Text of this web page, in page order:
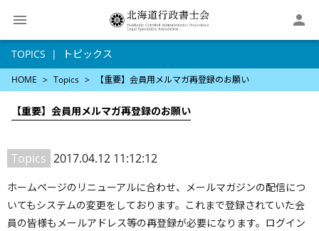

TOPICS トピックス
HOME Topics 【重要】会員用メルマガ再登録のお願い
【重要】会員用メルマガ再登録のお願い
Topics 2017.04.12 11:12:12
ホームページのリニューアルに合わせ、メールマガジンの配信につ
いてもシステムの変更をしております。これまで登録されていた会
員の皆様もメールアドレス等の再登録が必要になります。ログイン